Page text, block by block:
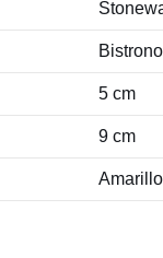
5 cm
9 cm
Amarillo